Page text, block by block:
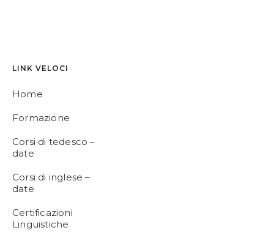
LINK VELOCI
Home
Formazione
Corsi di tedesco –
date
Corsi di inglese –
date
Certificazioni
Linguistiche